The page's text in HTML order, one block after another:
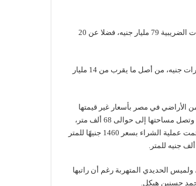
وكان غالبية داعمي الانقلاب من أبرز المتهربين ضريبيا، وبلغت قيمة المتأخرات الضريبية 79 مليار جنيه، فضلا عن 20
وسارع نجيب ساويرس إلى عرض المصالحة الضريبية نظير سداد مبلغ 6 مليارات جنيه، من أصل ما يقرب من 14 مليار
الأراضي في مصر بأسعار غير قيمتها
الحقيقية، ومن بينها حصوله على أرض في مارينا العلمين بالساحل الشمالي، وتصل مساحتها إلى حوالى 68 ألف متر،
والمعروفة باسم بورتو مارينا وهى الأرض التي اشتراها في عام 2004، حيث تمت عملية الشراء بسعر 1460 جنيهًا للمتر
الحديدي المتهربة رغم أن راتبها
حسنين هيكل.